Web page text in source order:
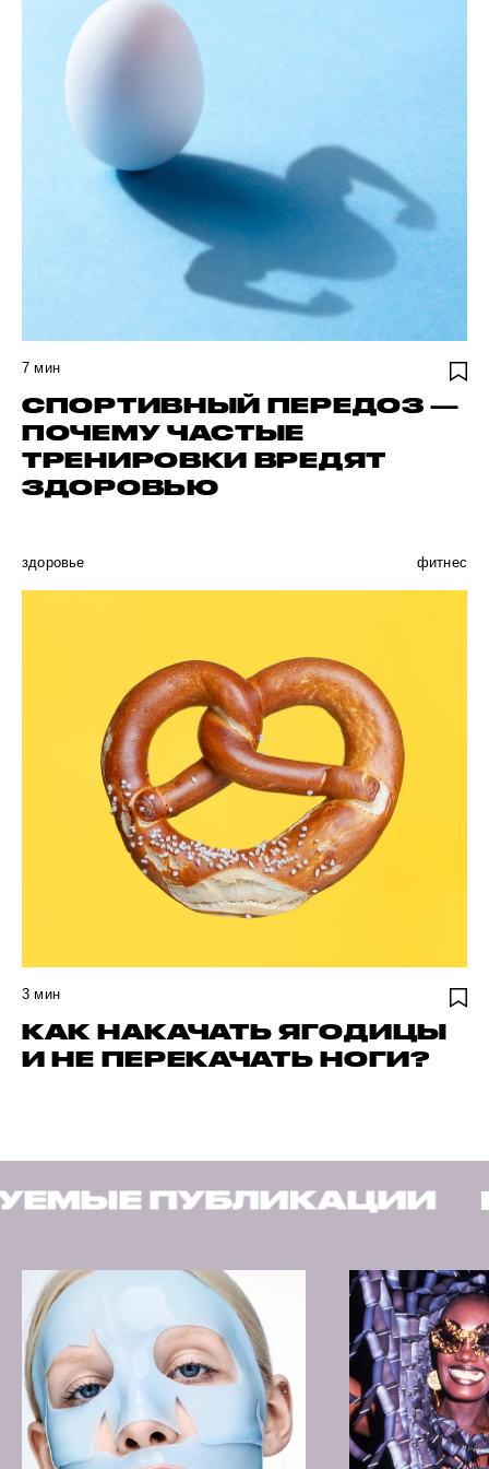
7 мин
СПОРТИВНЫЙ ПЕРЕДОЗ —
ПОЧЕМУ ЧАСТЫЕ
ТРЕНИРОВКИ ВРЕДЯТ
ЗДОРОВЬЮ
здоровье фитнес
3 мин
КАК НАКАЧАТЬ ЯГОДИЦЫ
И НЕ ПЕРЕКАЧАТЬ НОГИ?